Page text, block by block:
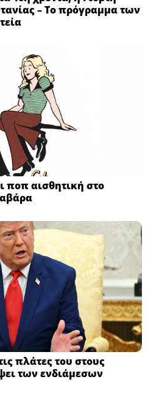
– Το πρόγραμμα των
ποπ αισθητική στο
πλάτες του στους
των ενδιάμεσων